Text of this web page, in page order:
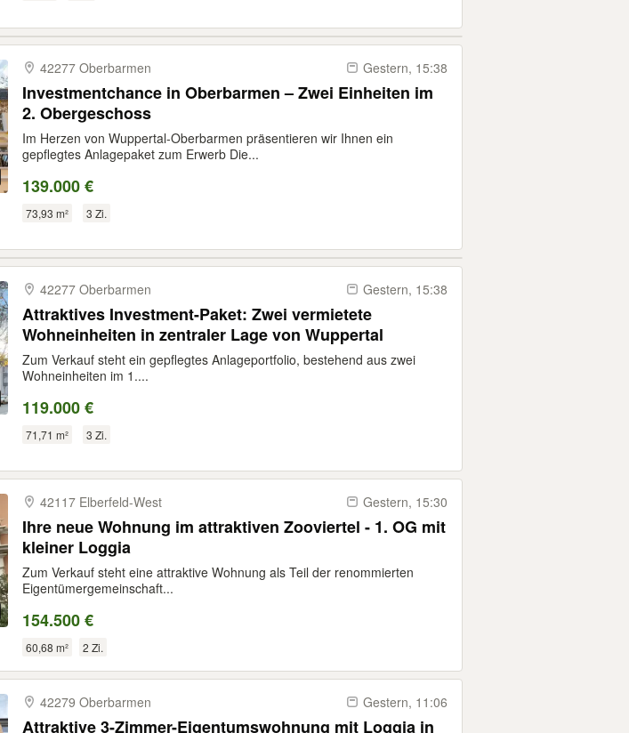
42277 Oberbarmen Gestern, 15:38
Investmentchance in Oberbarmen – Zwei Einheiten im
2. Obergeschoss
Im Herzen von Wuppertal-Oberbarmen präsentieren wir Ihnen ein
gepflegtes Anlagepaket zum Erwerb Die...
139.000 €
73,93 m² 3 Zi.
42277 Oberbarmen Gestern, 15:38
Attraktives Investment-Paket: Zwei vermietete
Wohneinheiten in zentraler Lage von Wuppertal
Zum Verkauf steht ein gepflegtes Anlageportfolio, bestehend aus zwei
Wohneinheiten im 1....
119.000 €
71,71 m² 3 Zi.
42117 Elberfeld-​West Gestern, 15:30
Ihre neue Wohnung im attraktiven Zooviertel - 1. OG mit
kleiner Loggia
Zum Verkauf steht eine attraktive Wohnung als Teil der renommierten
Eigentümergemeinschaft...
154.500 €
60,68 m² 2 Zi.
42279 Oberbarmen Gestern, 11:06
Attraktive 3-Zimmer-Eigentumswohnung mit Loggia in